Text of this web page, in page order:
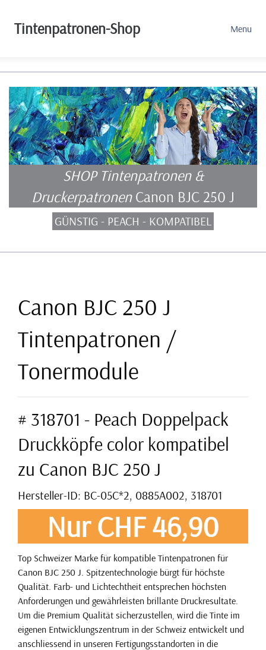
Tintenpatronen-Shop Menu
SHOP Tintenpatronen &
DruckerpatronenCanon BJC 250 J
GÜNSTIG - PEACH - KOMPATIBEL
Canon BJC 250 J
Tintenpatronen /
Tonermodule
# 318701 - Peach Doppelpack
Druckköpfe color kompatibel
zu Canon BJC 250 J
Hersteller-ID: BC-05C*2, 0885A002, 318701
Nur CHF 46,90
Top Schweizer Marke für kompatible Tintenpatronen für
Canon BJC 250 J. Spitzentechnologie bürgt für höchste
Qualität. Farb- und Lichtechtheit entsprechen höchsten
Anforderungen und gewährleisten brillante Druckresultate.
Um die Premium Qualität sicherzustellen, wird die Tinte im
eigenen Entwicklungszentrum in der Schweiz entwickelt und
anschliessend in unseren Fertigungsstandorten in die